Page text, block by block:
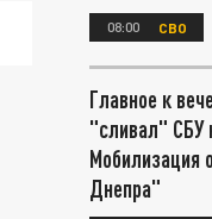
08:00 СВО
Главное к
"сливал" СБУ
Мобилизация
Днепра"